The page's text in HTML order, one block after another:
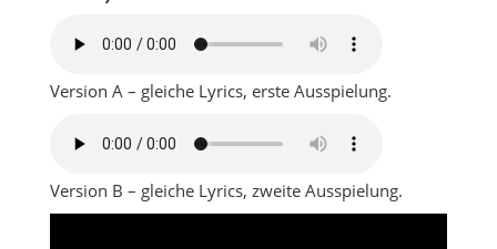
Version A – gleiche Lyrics, erste Ausspielung.
Version B – gleiche Lyrics, zweite Ausspielung.